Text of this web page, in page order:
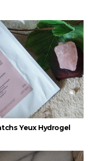
Yeux Hydrogel